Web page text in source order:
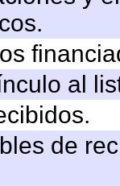
al
de